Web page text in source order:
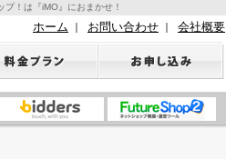
！は『iMO』におまかせ！
ホーム お問い合わせ 会社概要